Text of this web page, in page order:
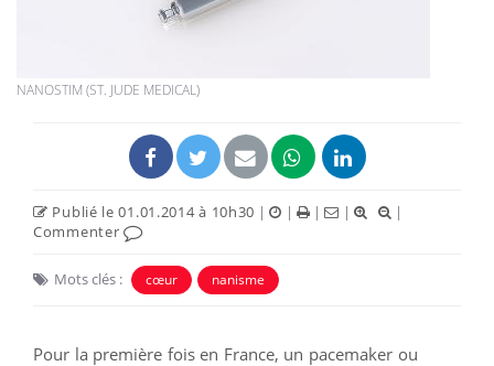
NANOSTIM (ST. JUDE MEDICAL)
Publié le 01.01.2014 à 10h30 | | | |
|
Commenter
Mots clés : cœur nanisme
Pour la première fois en France, un pacemaker ou